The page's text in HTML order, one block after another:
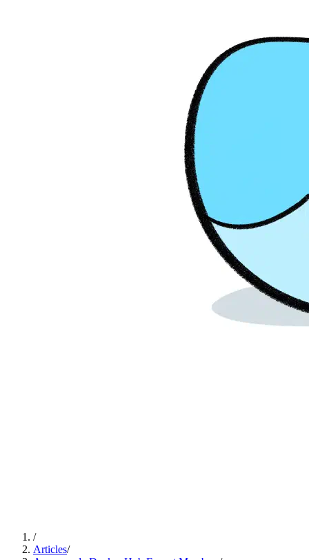
/
Articles/